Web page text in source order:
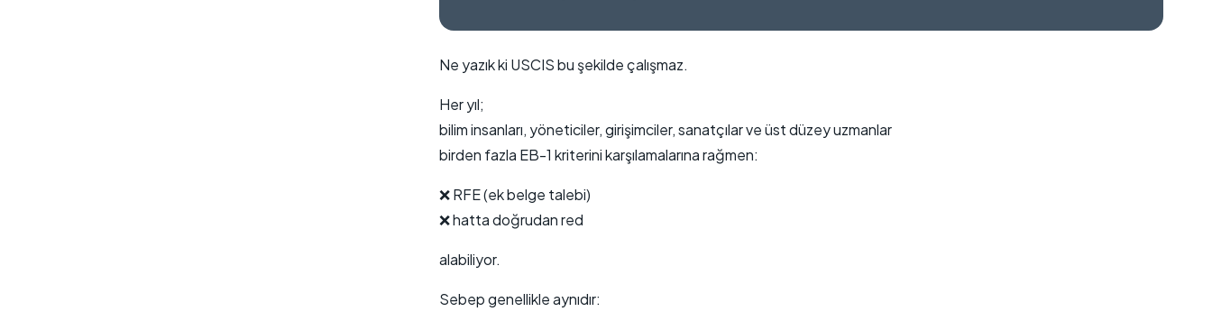
Ne yazık ki USCIS bu şekilde çalışmaz.
Her yıl;
bilim insanları, yöneticiler, girişimciler, sanatçılar ve üst düzey uzmanlar
birden fazla EB-1 kriterini karşılamalarına rağmen:
❌ RFE (ek belge talebi)
❌ hatta doğrudan red
alabiliyor.
Sebep genellikle aynıdır: